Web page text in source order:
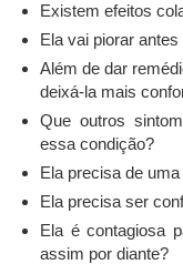
Existem efeitos
Ela vai piorar
Além de dar
deixá-la mais
Que outros
essa condição?
Ela precisa de
Ela precisa ser
Ela é contagiosa
assim por diante?